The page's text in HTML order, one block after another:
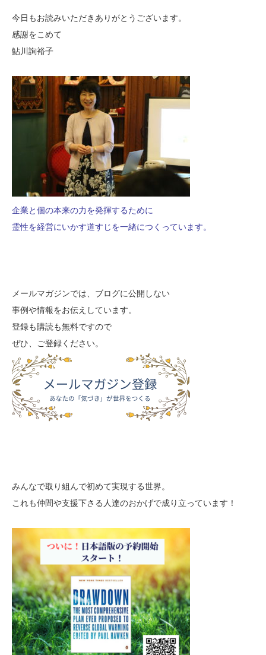
今日もお読みいただきありがとうございます。
感謝をこめて
鮎川詢裕子
企業と個の本来の力を発揮するために
霊性を経営にいかす道すじを一緒につくっています。
メールマガジンでは、ブログに公開しない
事例や情報をお伝えしています。
登録も購読も無料ですので
ぜひ、ご登録ください。
みんなで取り組んで初めて実現する世界。
これも仲間や支援下さる人達のおかげで成り立っています！